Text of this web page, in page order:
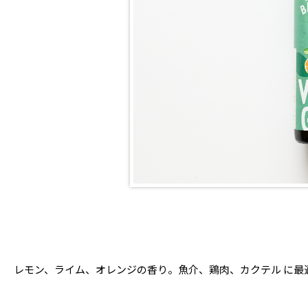
レモン、ライム、オレンジの⾹り。⿂介、鶏⾁、カクテル に最